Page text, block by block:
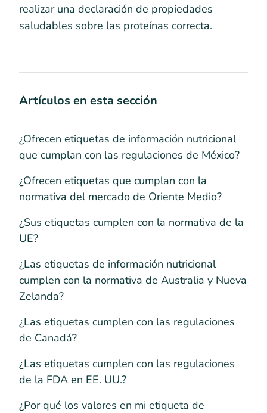
Artículos en esta sección
¿Ofrecen etiquetas de información nutricional
que cumplan con las regulaciones de México?
¿Ofrecen etiquetas que cumplan con la
normativa del mercado de Oriente Medio?
¿Sus etiquetas cumplen con la normativa de la
UE?
¿Las etiquetas de información nutricional
cumplen con la normativa de Australia y Nueva
Zelanda?
¿Las etiquetas cumplen con las regulaciones
de Canadá?
¿Las etiquetas cumplen con las regulaciones
de la FDA en EE. UU.?
¿Por qué los valores en mi etiqueta de
realizar una declaración de propiedades
saludables sobre las proteínas correcta.